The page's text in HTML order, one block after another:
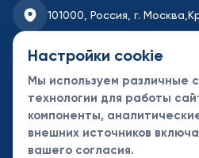
101000, Россия, г. Москва,
fhmoscow@mail.ru
8-495-621-35-95
Новости
Турниры
Настройки cookie
Мы используем различные
технологии для работы
компоненты,
внешних источников
вашего согласия.